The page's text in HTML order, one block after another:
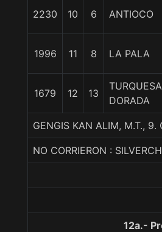
2230 10 6 ANTIOCO
1996 11 8 LA PALA
1679 12 13
TURQUESA
DORADA
GENGIS KAN ALIM, M.T., 9.
NO CORRIERON :
12a.-